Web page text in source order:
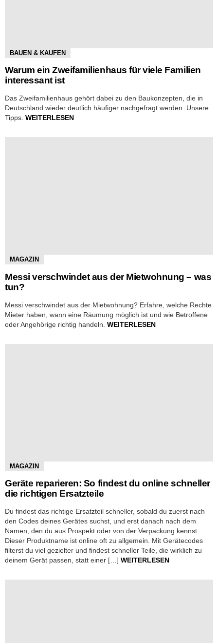
BAUEN & KAUFEN
Warum ein Zweifamilienhaus für viele Familien
interessant ist
Das Zweifamilienhaus gehört dabei zu den Baukonzepten, die in
Deutschland wieder deutlich häufiger nachgefragt werden. Unsere
Tipps. WEITERLESEN
MAGAZIN
Messi verschwindet aus der Mietwohnung – was
tun?
Messi verschwindet aus der Mietwohnung? Erfahre, welche Rechte
Mieter haben, wann eine Räumung möglich ist und wie Betroffene
oder Angehörige richtig handeln. WEITERLESEN
MAGAZIN
Geräte reparieren: So findest du online schneller
die richtigen Ersatzteile
Du findest das richtige Ersatzteil schneller, sobald du zuerst nach
den Codes deines Gerätes suchst, und erst danach nach dem
Namen, den du aus Prospekt oder von der Verpackung kennst.
Dieser Produktname ist online oft zu allgemein. Mit Gerätecodes
filterst du viel gezielter und findest schneller Teile, die wirklich zu
deinem Gerät passen, statt einer […] WEITERLESEN